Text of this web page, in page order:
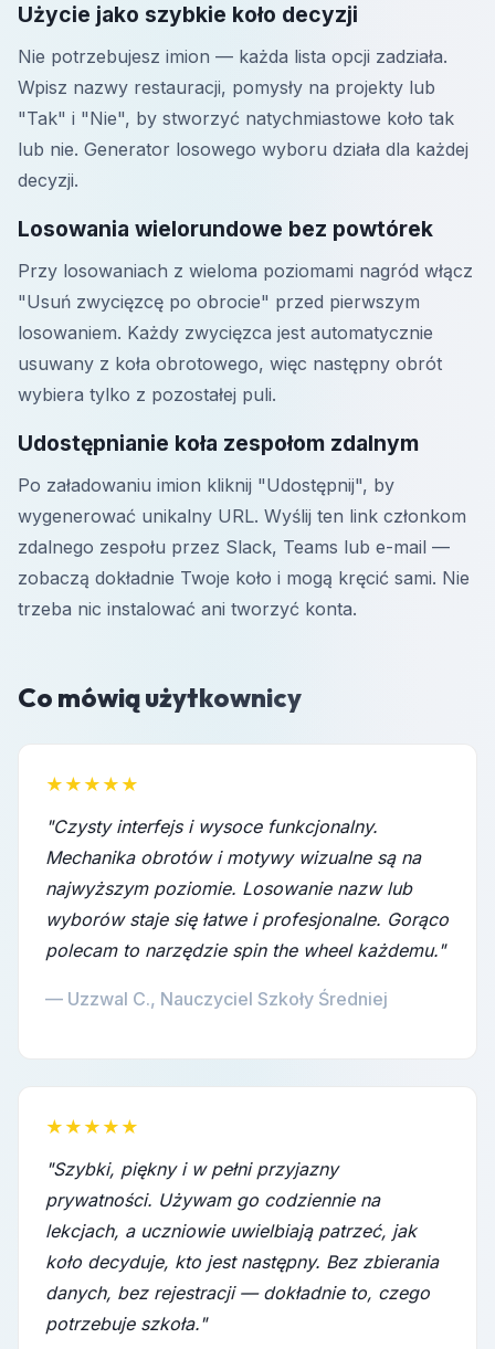
Użycie jako szybkie koło decyzji
Nie potrzebujesz imion — każda lista opcji zadziała.
Wpisz nazwy restauracji, pomysły na projekty lub
"Tak" i "Nie", by stworzyć natychmiastowe koło tak
lub nie. Generator losowego wyboru działa dla każdej
decyzji.
Losowania wielorundowe bez powtórek
Przy losowaniach z wieloma poziomami nagród włącz
"Usuń zwycięzcę po obrocie" przed pierwszym
losowaniem. Każdy zwycięzca jest automatycznie
usuwany z koła obrotowego, więc następny obrót
wybiera tylko z pozostałej puli.
Udostępnianie koła zespołom zdalnym
Po załadowaniu imion kliknij "Udostępnij", by
wygenerować unikalny URL. Wyślij ten link członkom
zdalnego zespołu przez Slack, Teams lub e-mail —
zobaczą dokładnie Twoje koło i mogą kręcić sami. Nie
trzeba nic instalować ani tworzyć konta.
Co mówią użytkownicy
★★★★★
"Czysty interfejs i wysoce funkcjonalny.
Mechanika obrotów i motywy wizualne są na
najwyższym poziomie. Losowanie nazw lub
wyborów staje się łatwe i profesjonalne. Gorąco
polecam to narzędzie spin the wheel każdemu."
— Uzzwal C., Nauczyciel Szkoły Średniej
★★★★★
"Szybki, piękny i w pełni przyjazny
prywatności. Używam go codziennie na
lekcjach, a uczniowie uwielbiają patrzeć, jak
koło decyduje, kto jest następny. Bez zbierania
danych, bez rejestracji — dokładnie to, czego
potrzebuje szkoła."